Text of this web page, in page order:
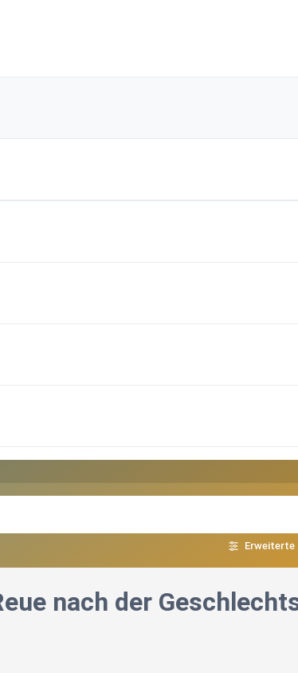
Erweiterte
nach der